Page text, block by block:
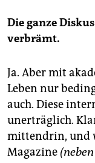
Die ganze
verbrämt.
Ja. Aber mit
Leben nur
auch. Diese
unerträglich.
mittendrin, und
Magazine